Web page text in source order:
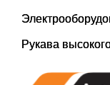
Рукава